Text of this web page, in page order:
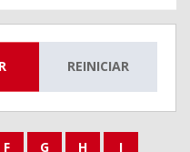
REINICIAR
F G H
I